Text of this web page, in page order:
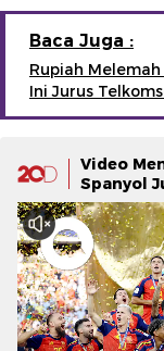
Baca Juga :
Rupiah
Ini Jurus
Video
Spanyol